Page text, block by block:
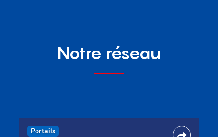
Notre réseau
Portails